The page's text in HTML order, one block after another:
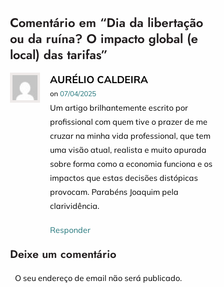
Comentário em “Dia da libertação
ou da ruína? O impacto global (e
local) das tarifas”
AURÉLIO CALDEIRA
on 07/04/2025
Um artigo brilhantemente escrito por
profissional com quem tive o prazer de me
cruzar na minha vida professional, que tem
uma visão atual, realista e muito apurada
sobre forma como a economia funciona e os
impactos que estas decisões distópicas
provocam. Parabéns Joaquim pela
clarividência.
Responder
Deixe um comentário
O seu endereço de email não será publicado.